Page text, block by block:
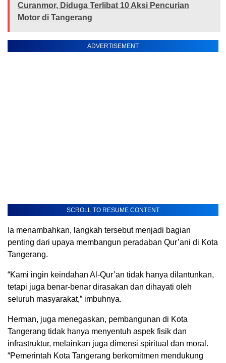
Curanmor, Diduga Terlibat 10 Aksi Pencurian
Motor di Tangerang
ADVERTISEMENT
SCROLL TO RESUME CONTENT
Ia menambahkan, langkah tersebut menjadi bagian
penting dari upaya membangun peradaban Qur’ani di Kota
Tangerang.
“Kami ingin keindahan Al-Qur’an tidak hanya dilantunkan,
tetapi juga benar-benar dirasakan dan dihayati oleh
seluruh masyarakat,” imbuhnya.
Herman, juga menegaskan, pembangunan di Kota
Tangerang tidak hanya menyentuh aspek fisik dan
infrastruktur, melainkan juga dimensi spiritual dan moral.
“Pemerintah Kota Tangerang berkomitmen mendukung